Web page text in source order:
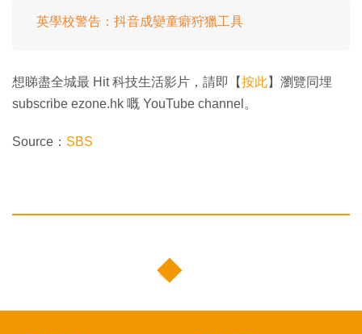
英學校警告：抖音成孌童癖狩獵工具
想睇盡全城最 Hit 科技生活影片，請即【按此】瀏覽同埋
subscribe ezone.hk 嘅 YouTube channel。
Source： SBS